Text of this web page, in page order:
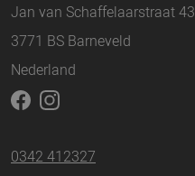
Jan van Schaffelaarstraat 43
3771 BS Barneveld
Nederland
0342 412327